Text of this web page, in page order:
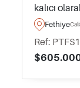
kalıcı
şeyi içinde
olarak
Fethiye
Ref: